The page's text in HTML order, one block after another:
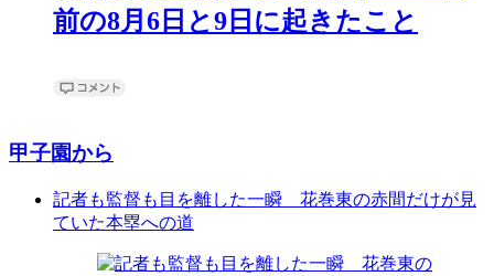
前の8月6日と9日に起きたこと
甲子園から
記者も監督も目を離した一瞬 花巻東の赤間だけが見
ていた本塁への道